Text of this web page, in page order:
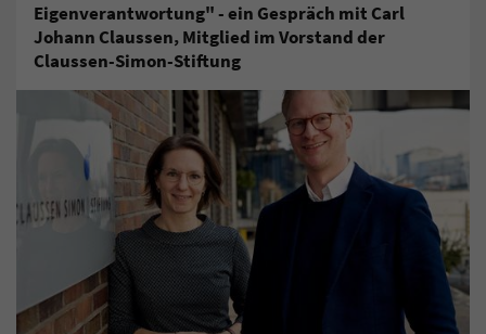
Eigenverantwortung" - ein Gespräch mit Carl
Johann Claussen, Mitglied im Vorstand der
Claussen-Simon-Stiftung